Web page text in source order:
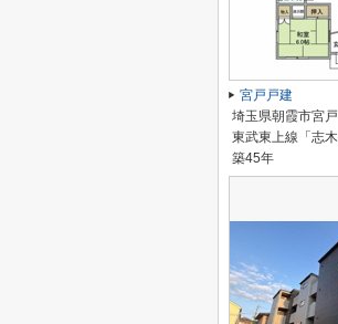
宮戸戸建
埼玉県朝霞市宮
東武東上線「志
築45年